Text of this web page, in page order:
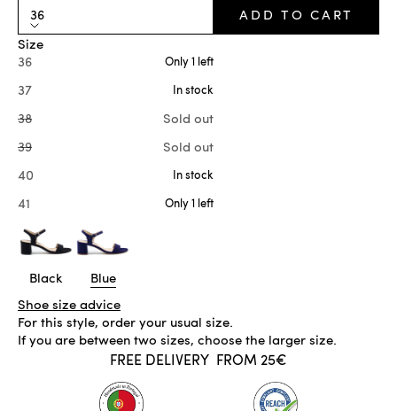
Black Blue
36
Size
36
Only 1 left
37 In stock
38
Sold out
39
Sold out
40
In stock
41 Only 1 left
ADD TO CART
Shoe size advice
For this style, order your usual size.
If you are between two sizes, choose the larger size.
ONLY 1 LEFT
ADD TO CART
FREE DELIVERY FROM 25€